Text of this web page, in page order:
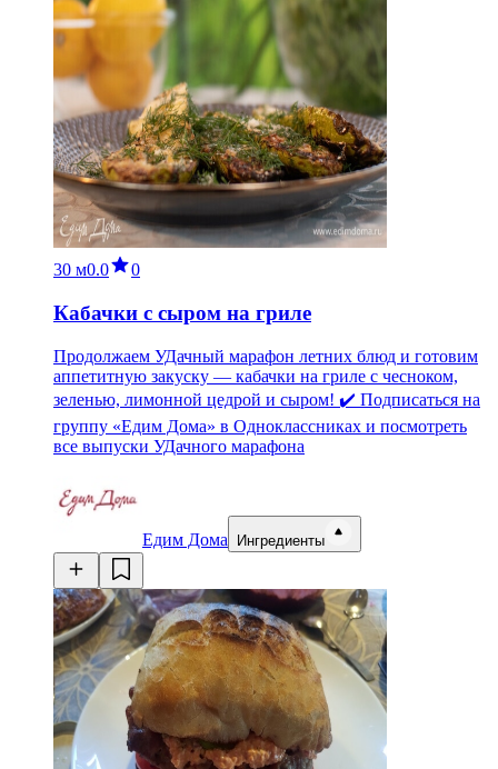
30 м0.0 0
Кабачки с сыром на гриле
Продолжаем УДачный марафон летних блюд и готовим
аппетитную закуску — кабачки на гриле с чесноком,
зеленью, лимонной цедрой и сыром! ✔️ Подписаться на
группу «Едим Дома» в Одноклассниках и посмотреть
все выпуски УДачного марафона
Едим Дома Ингредиенты